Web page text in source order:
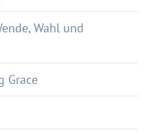
Wahl und
Grace